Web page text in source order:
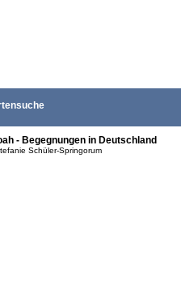
- Begegnungen in Deutschland
Schüler-Springorum